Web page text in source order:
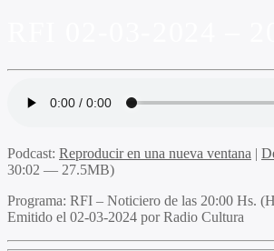
Podcast: Reproducir en una nueva ventana |
30:02 — 27.5MB)
Programa: RFI – Noticiero de las 20:00 Hs.
Emitido el 02-03-2024 por Radio Cultura